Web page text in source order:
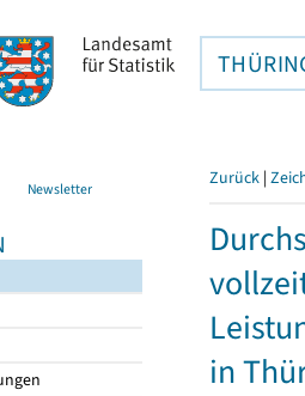
Newsletter Zurück |
in